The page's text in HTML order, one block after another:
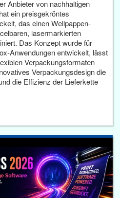
Anbieter von nachhaltigen
ein preisgekröntes
das einen Wellpappen-
lasermarkierten
Das Konzept wurde für
Anwendungen entwickelt, lässt
Verpackungsformaten
Verpackungsdesign die
die Effizienz der Lieferkette